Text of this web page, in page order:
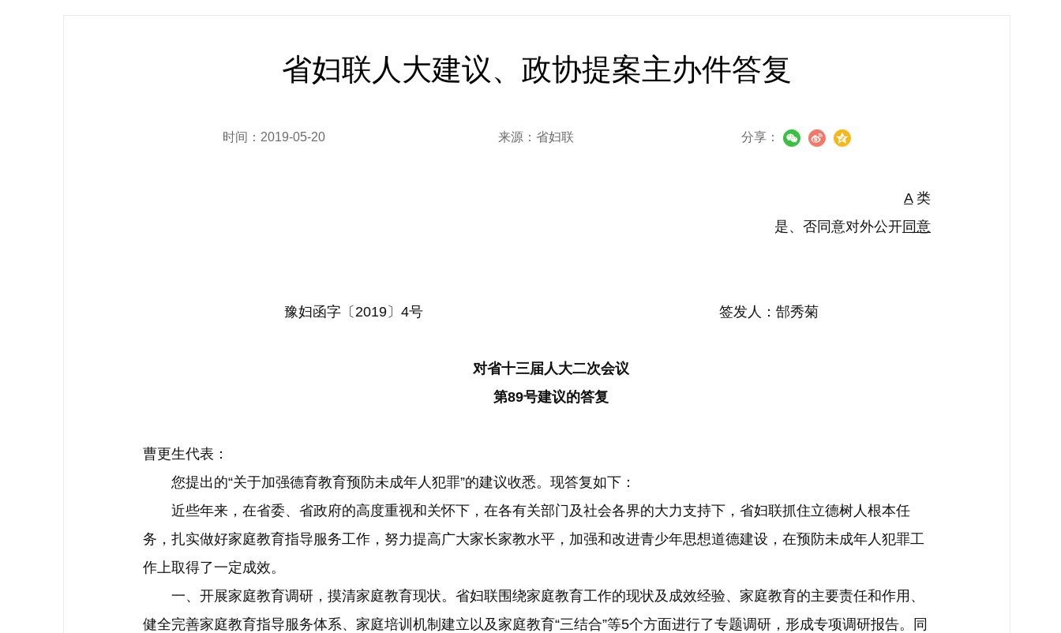
省妇联人大建议、政协提案主办件答复
时间：2019-05-20 来源：省妇联 分享：
A类
是、否同意对外公开 同意
豫妇函字〔2019〕4号 签发人：郜秀菊
对省十三届人大二次会议
第89号建议的答复
曹更生代表：
您提出的“关于加强德育教育预防未成年人犯罪”的建议收悉。现答复如下：
近些年来，在省委、省政府的高度重视和关怀下，在各有关部门及社会各界的大力支持下，省妇联抓住立德树人根本任
务，扎实做好家庭教育指导服务工作，努力提高广大家长家教水平，加强和改进青少年思想道德建设，在预防未成年人犯罪工
作上取得了一定成效。
一、开展家庭教育调研，摸清家庭教育现状。省妇联围绕家庭教育工作的现状及成效经验、家庭教育的主要责任和作用、
健全完善家庭教育指导服务体系、家庭培训机制建立以及家庭教育“三结合”等5个方面进行了专题调研，形成专项调研报告。同